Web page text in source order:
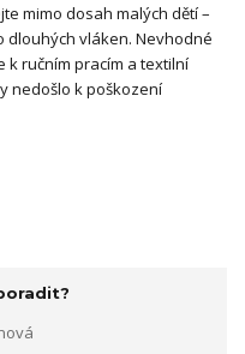
mimo dosah malých dětí –
vláken. Nevhodné
k ručním pracím a textilní
nedošlo k poškození